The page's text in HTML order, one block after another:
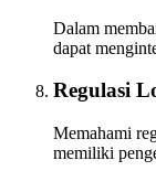
Dalam
dapat
Regulasi
Memahami
memiliki